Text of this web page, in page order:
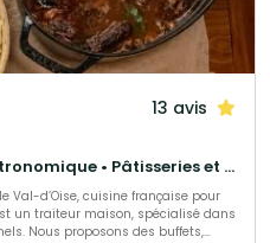
13 avis
Barbecue et grillades • Gastronomique • Pâtisseries et desserts
le Val-d’Oise, cuisine française pour
Nous proposons des buffets,